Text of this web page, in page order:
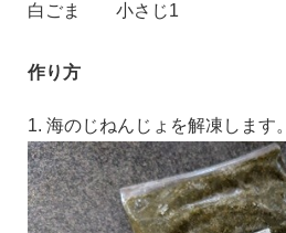
白ごま
小さじ1
作り方
1. 海のじねんじょを解凍します。